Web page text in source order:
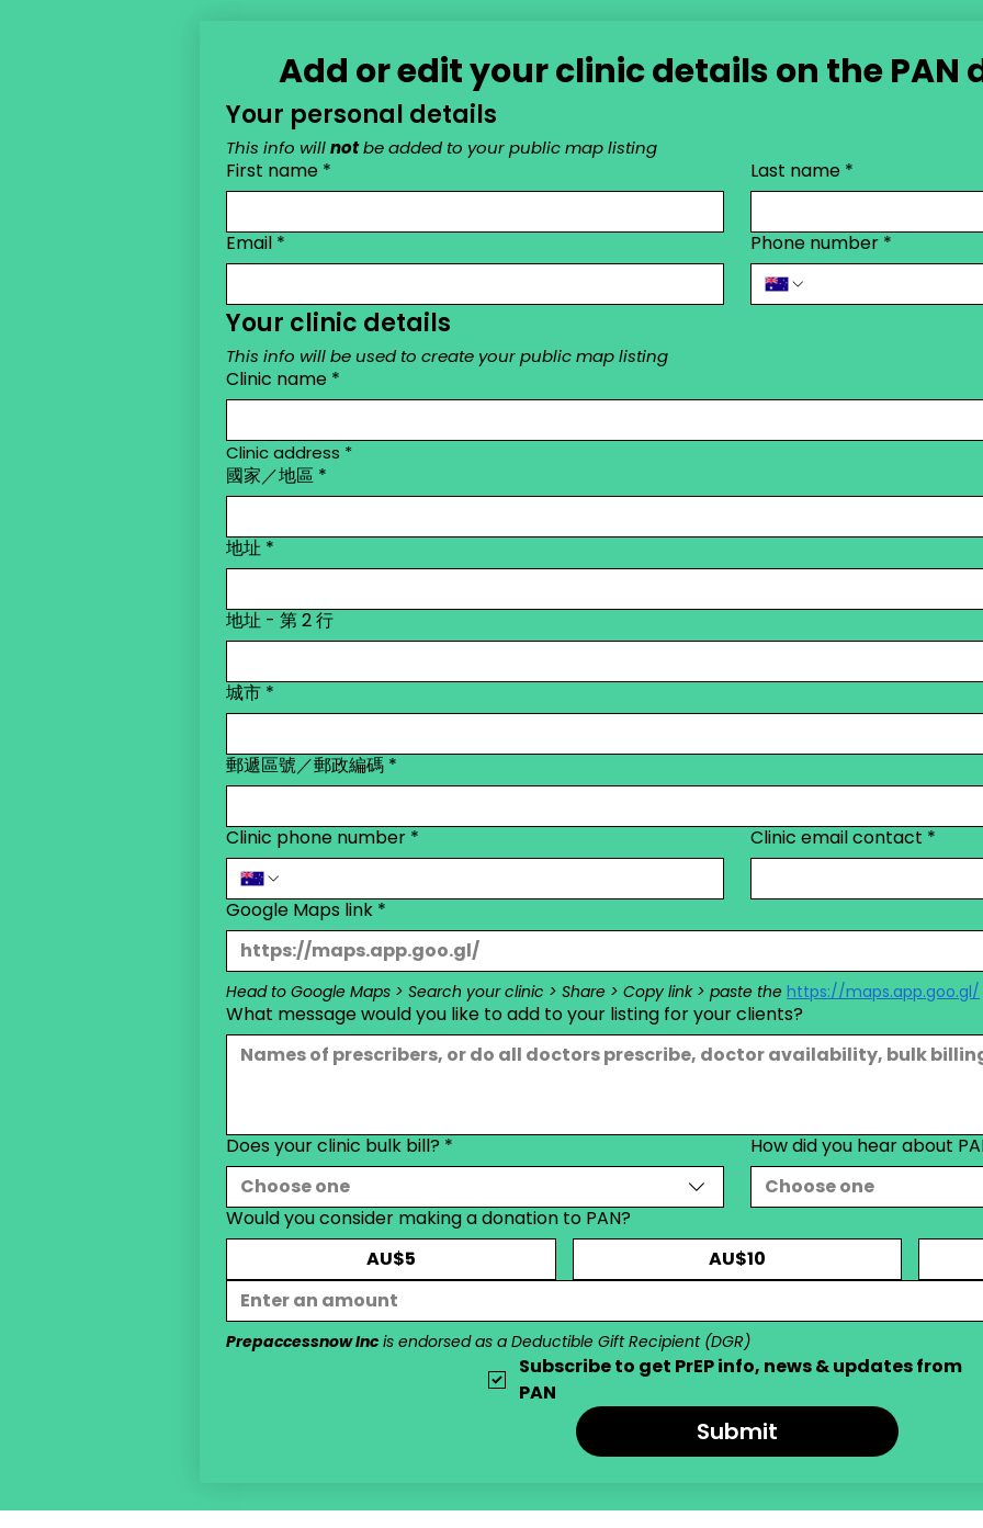
Add or edit your clinic details on the PAN
Your personal details
This info will not be added to your public map listing
First name * Last name *
Email * Phone number *
Your clinic details
This info will be used to create your public map listing
Clinic name *
Clinic address *
Clinic address
國家／地區 *
地址 *
地址 - 第 2 行
城市 *
郵遞區號／郵政編碼 *
Clinic phone number * Clinic email contact *
Google Maps link *
Head to Google Maps > Search your clinic > Share > Copy link > paste the https://maps.app.goo.gl/
What message would you like to add to your listing for your clients?
Does your clinic bulk bill? *
Choose one
How did you hear about
Choose one
Would you consider making a donation to PAN?
AU$5
AU$10
Prepaccessnow Inc is endorsed as a Deductible Gift Recipient (DGR)
Subscribe to get PrEP info, news & updates from
PAN
Submit